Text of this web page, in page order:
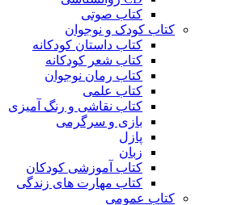
کتاب صوتی
کتاب کودک و نوجوان
کتاب داستان کودکانه
کتاب شعر کودکانه
کتاب رمان نوجوان
کتاب علمی
کتاب نقاشی و رنگ آمیزی
بازی و سرگرمی
پازل
زبان
کتاب آموزشی کودکان
کتاب مهارت های زندگی
کتاب عمومی